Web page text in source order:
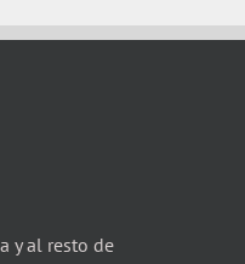
y al resto de